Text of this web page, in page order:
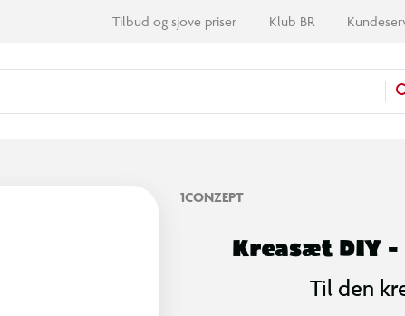
Tilbud og sjove priser Klub BR
1CONZEPT
Kreasæt DIY
Til den